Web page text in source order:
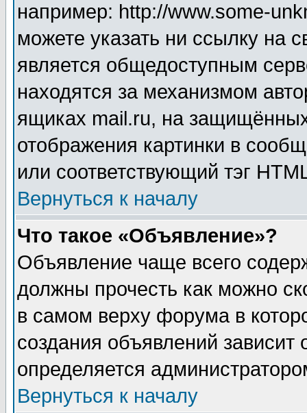
например: http://www.some-
можете указать ни ссылку на
является общедоступным
находятся за механизмом
ящиках mail.ru, на
отображения картинки в
или соответствующий тэг
Вернуться к началу
Что такое «Объявление»?
Объявление чаще всего
должны прочесть как можно
в самом верху форума в
создания объявлений зависит
определяется
Вернуться к началу